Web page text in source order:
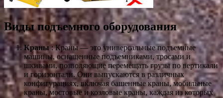
Виды подъемного оборудования
Краны: Краны — это универсальные подъемные
машины, оснащенные подъемниками, тросами и
шкивами, позволяющие перемещать грузы по вертикали
и горизонтали. Они выпускаются в различных
конфигурациях, включая башенные краны, мобильные
краны, мостовые и козловые краны, каждая из которых